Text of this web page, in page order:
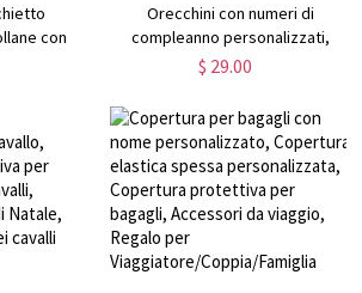
con
arbitri
Orecchini con numeri di
compleanno personalizzati,
gioielli di personalizzazione
numerici, pendenti con
dichiarazione di compleanno,
regalo di compleanno per
lei/fidanzata
$ 29.00